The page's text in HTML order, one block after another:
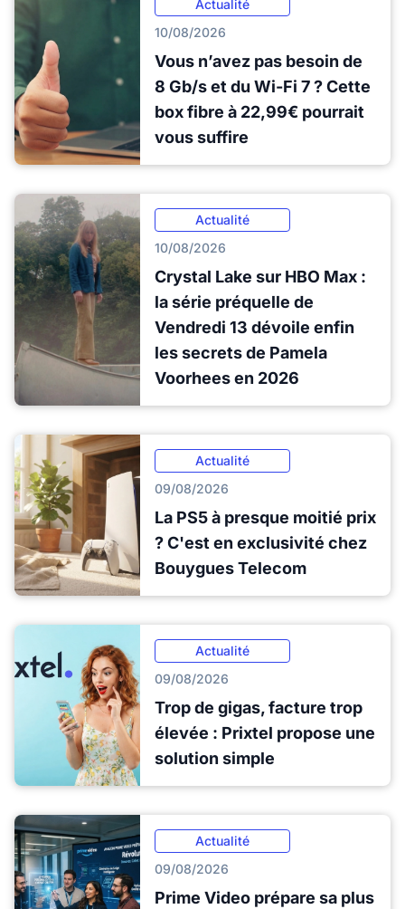
Actualité
10/08/2026
Vous n’avez pas besoin de
8 Gb/s et du Wi-Fi 7 ? Cette
box fibre à 22,99€ pourrait
vous suffire
Actualité
10/08/2026
Crystal Lake sur HBO Max :
la série préquelle de
Vendredi 13 dévoile enfin
les secrets de Pamela
Voorhees en 2026
Actualité
09/08/2026
La PS5 à presque moitié prix
? C'est en exclusivité chez
Bouygues Telecom
Actualité
09/08/2026
Trop de gigas, facture trop
élevée : Prixtel propose une
solution simple
Actualité
09/08/2026
Prime Video prépare sa plus